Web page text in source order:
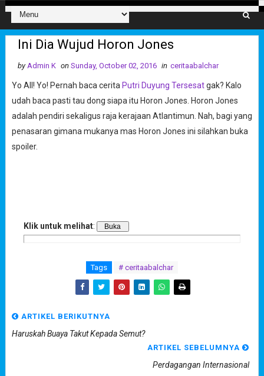
Ini Dia Wujud Horon Jones
by Admin K on Sunday, October 02, 2016 in ceritaabalchar
Yo All! Yo! Pernah baca cerita Putri Duyung Tersesatgak? Kalo
udah baca pasti tau dong siapa itu Horon Jones. Horon Jones
adalah pendiri sekaligus raja kerajaan Atlantimun. Nah, bagi yang
penasaran gimana mukanya mas Horon Jones ini silahkan buka
spoiler.
Klik untuk melihat:
Tags # ceritaabalchar
ARTIKEL BERIKUTNYA
Haruskah Buaya Takut Kepada Semut?
ARTIKEL SEBELUMNYA
Perdagangan Internasional